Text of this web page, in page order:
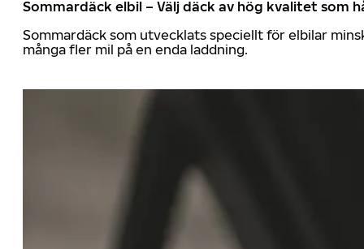
Sommardäck elbil – Välj däck av hög kvalitet som
Sommardäck som utvecklats speciellt för elbilar
många fler mil på en enda laddning.